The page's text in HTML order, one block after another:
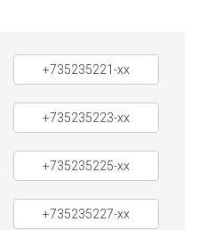
+735235221-xx
+735235223-xx
+735235225-xx
+735235227-xx